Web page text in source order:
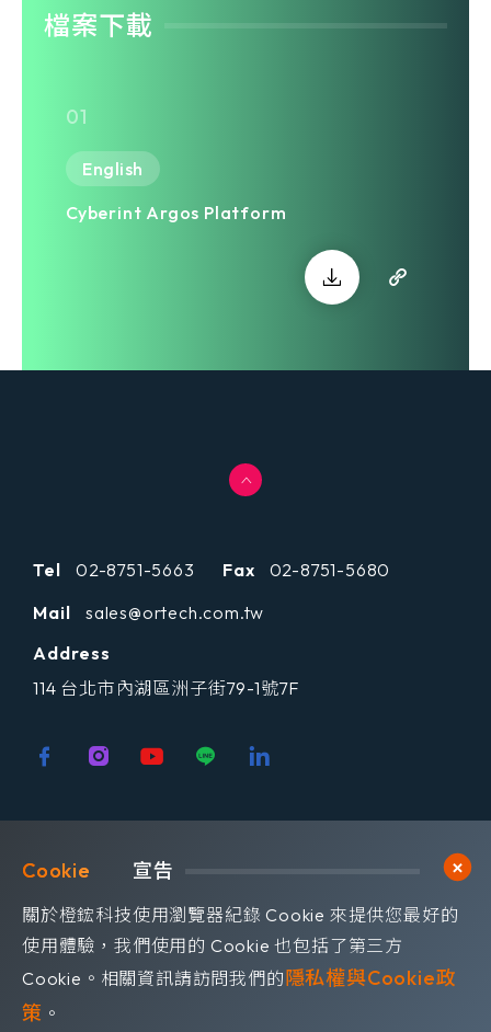
beacons for site cloning
開放網路、深層網路與暗網
資源收集與搜尋引擎 (Open;
deep and darkweb
sources collection &
detection)
應商數量 (Supply chain
intelligence- Number of
out of the box monitored
Dedicated CTI Expert for
on-going Intelligence
triaging of complex
檔案下載
01
English
Cyberint Argos Platform
Tel 02-8751-5663 Fax
02-8751-5680
Mail
sales@ortech.com.tw
Address
114 台北市內湖區洲子街79-1號7F
宣告
關於橙鋐科技使用瀏覽器紀錄 Cookie 來提供您最好的
使用體驗，我們使用的 Cookie 也包括了第三方
Cookie。相關資訊請訪問我們的隱私權與Cookie政
策 。